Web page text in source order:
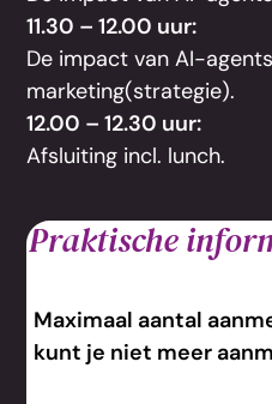
11.30 – 12.00 uur:
De impact van AI-
marketing(strategie).
12.00 – 12.30 uur:
Afsluiting incl. lunch.
Praktische
Maximaal aantal
kunt je niet meer